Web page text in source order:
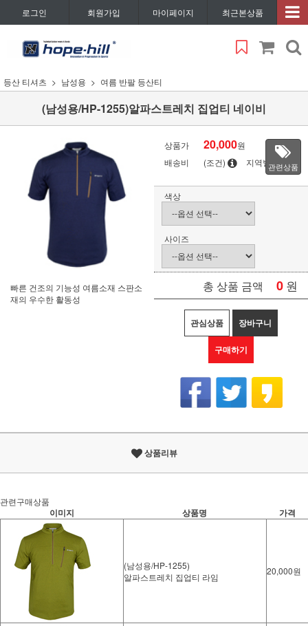
로그인 회원가입 마이페이지 최근본상품
등산 티셔츠 남성용 여름 반팔 등산티
(남성용/HP-1255)알파스트레치 집업티 네이비
빠른 건조의 기능성 여름소재 스판소
재의 우수한 활동성
상품가 20,000원
배송비
(조건) 지역별관련상품
색상
사이즈
총 상품 금액 0 원
관심상품 장바구니
구매하기
상품리뷰
관련구매상품
이미지 상품명 가격
(남성용/HP-1255)
알파스트레치 집업티 라임
20,000원